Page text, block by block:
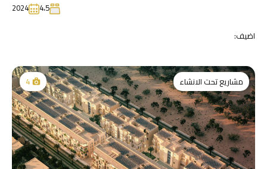
4،5
2024
اضيف:
مشاريع تحت الانشاء 4